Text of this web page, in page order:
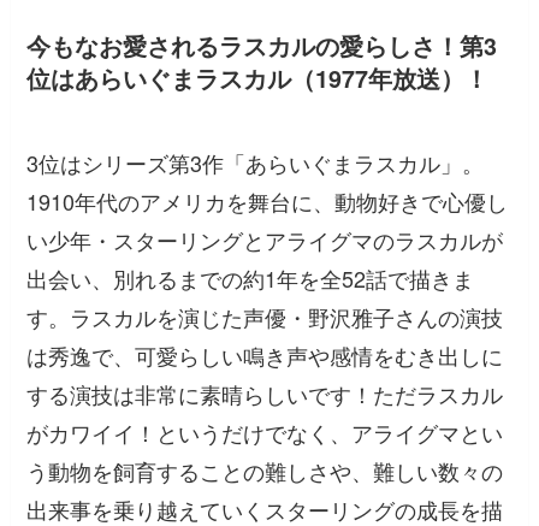
今もなお愛されるラスカルの愛らしさ！第3
位はあらいぐまラスカル（1977年放送）！
3位はシリーズ第3作「あらいぐまラスカル」。
1910年代のアメリカを舞台に、動物好きで心優し
い少年・スターリングとアライグマのラスカルが
出会い、別れるまでの約1年を全52話で描きま
す。ラスカルを演じた声優・野沢雅子さんの演技
は秀逸で、可愛らしい鳴き声や感情をむき出しに
する演技は非常に素晴らしいです！ただラスカル
がカワイイ！というだけでなく、アライグマとい
う動物を飼育することの難しさや、難しい数々の
出来事を乗り越えていくスターリングの成長を描